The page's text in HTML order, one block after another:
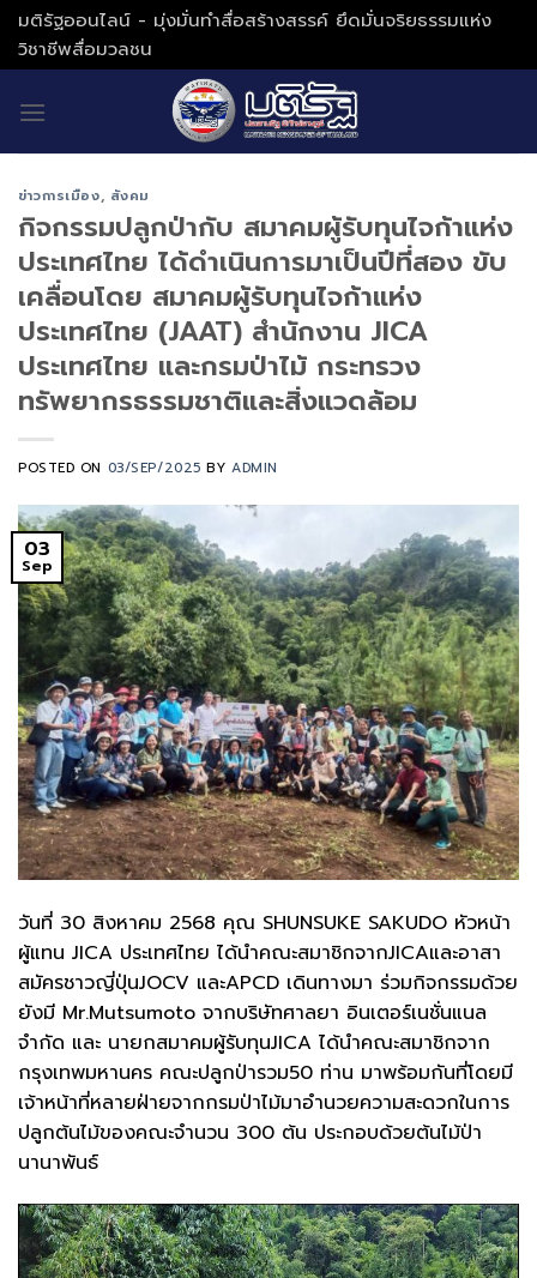
Skip
to
content
มติรัฐออนไลน์ - มุ่งมั่นทำสื่อสร้างสรรค์ ยึดมั่นจริยธรรมแห่ง
วิชาชีพสื่อมวลชน
ข่าวการเมือง, สังคม
กิจกรรมปลูกป่ากับ สมาคมผู้รับทุนไจก้าแห่ง
ประเทศไทย ได้ดำเนินการมาเป็นปีที่สอง ขับ
เคลื่อนโดย สมาคมผู้รับทุนไจก้าแห่ง
ประเทศไทย (JAAT) สำนักงาน JICA
ประเทศไทย และกรมป่าไม้ กระทรวง
ทรัพยากรธรรมชาติและสิ่งแวดล้อม
POSTED ON 03/SEP/2025 BYADMIN
03
Sep
วันที่ 30 สิงหาคม 2568 คุณ SHUNSUKE SAKUDO หัวหน้า
ผู้แทน JICA ประเทศไทย ได้นำคณะสมาชิกจากJICAและอาสา
สมัครชาวญี่ปุ่นJOCV และAPCD เดินทางมา ร่วมกิจกรรมด้วย
ยังมี Mr.Mutsumoto จากบริษัทศาลยา อินเตอร์เนชั่นแนล
จำกัด และ นายกสมาคมผู้รับทุนJICA ได้นำคณะสมาชิกจาก
กรุงเทพมหานคร คณะปลูกป่ารวม50 ท่าน มาพร้อมกันที่โดยมี
เจ้าหน้าที่หลายฝ่ายจากกรมป่าไม้มาอำนวยความสะดวกในการ
ปลูกต้นไม้ของคณะจำนวน 300 ต้น ประกอบด้วยต้นไม้ป่า
นานาพันธ์